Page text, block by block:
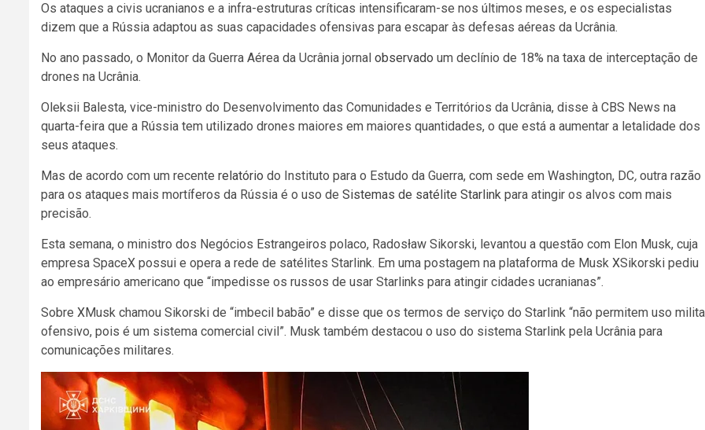
Os ataques a civis ucranianos e a infra-estruturas críticas intensificaram-se nos últimos meses, e os especialistas
dizem que a Rússia adaptou as suas capacidades ofensivas para escapar às defesas aéreas da Ucrânia.
No ano passado, o Monitor da Guerra Aérea da Ucrânia jornal observado um declínio de 18% na taxa de interceptação de
drones na Ucrânia.
Oleksii Balesta, vice-ministro do Desenvolvimento das Comunidades e Territórios da Ucrânia, disse à CBS News na
quarta-feira que a Rússia tem utilizado drones maiores em maiores quantidades, o que está a aumentar a letalidade dos
seus ataques.
Mas de acordo com um recente relatório do Instituto para o Estudo da Guerra, com sede em Washington, DC, outra razão
para os ataques mais mortíferos da Rússia é o uso de Sistemas de satélite Starlink para atingir os alvos com mais
precisão.
Esta semana, o ministro dos Negócios Estrangeiros polaco, Radosław Sikorski, levantou a questão com Elon Musk, cuja
empresa SpaceX possui e opera a rede de satélites Starlink. Em uma postagem na plataforma de Musk XSikorski pediu
ao empresário americano que “impedisse os russos de usar Starlinks para atingir cidades ucranianas”.
Sobre XMusk chamou Sikorski de “imbecil babão” e disse que os termos de serviço do Starlink “não permitem uso
ofensivo, pois é um sistema comercial civil”. Musk também destacou o uso do sistema Starlink pela Ucrânia para
comunicações militares.